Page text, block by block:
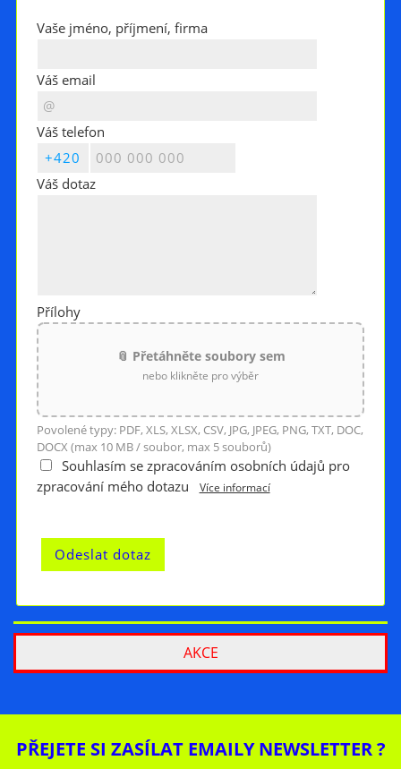
Vaše jméno, příjmení, firma
Váš email
Váš telefon
Váš dotaz
Přílohy
📎 Přetáhněte soubory sem
nebo klikněte pro výběr
Povolené typy: PDF, XLS, XLSX, CSV, JPG, JPEG, PNG, TXT, DOC,
DOCX (max 10 MB / soubor, max 5 souborů)
Souhlasím se zpracováním osobních údajů pro
zpracování mého dotazu
Více informací
AKCE
PŘEJETE SI ZASÍLAT EMAILY NEWSLETTER ?